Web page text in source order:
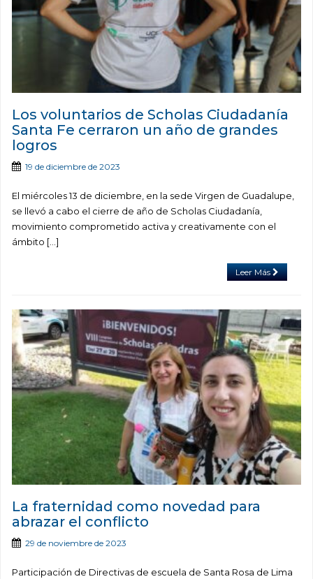
Los voluntarios de Scholas Ciudadanía
Santa Fe cerraron un año de grandes
logros
19 de diciembre de 2023
El miércoles 13 de diciembre, en la sede Virgen de Guadalupe,
se llevó a cabo el cierre de año de Scholas Ciudadanía,
movimiento comprometido activa y creativamente con el
ámbito […]
Leer Más
La fraternidad como novedad para
abrazar el conflicto
29 de noviembre de 2023
Participación de Directivas de escuela de Santa Rosa de Lima